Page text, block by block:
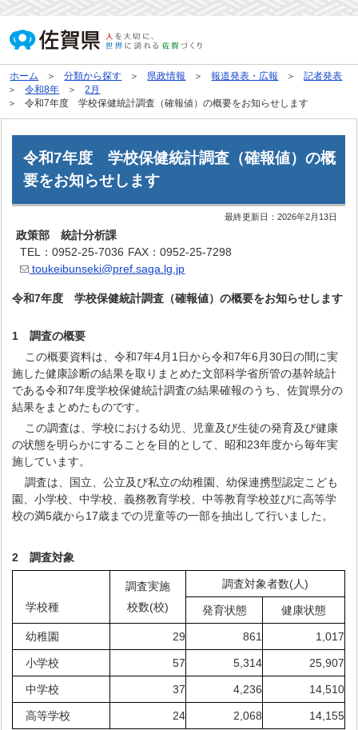
ホーム 分類から探す 県政情報 報道発表・広報
記者発表
令和8年
2月
令和7年度 学校保健統計調査（確報値）の概要をお知らせします
令和7年度 学校保健統計調査（確報値）の概
要をお知らせします
最終更新日：2026年2月13日
政策部 統計分析課
TEL：0952-25-7036 FAX：0952-25-7298
toukeibunseki@pref.saga.lg.jp
令和7年度 学校保健統計調査（確報値）の概要をお知らせします
1
調査の概要
この概要資料は、令和7年4月1日から令和7年6月30日の間に実
施した健康診断の結果を取りまとめた文部科学省所管の基幹統計
である令和7年度学校保健統計調査の結果確報のうち、佐賀県分の
結果をまとめたものです。
この調査は、学校における幼児、児童及び生徒の発育及び健康
の状態を明らかにすることを目的として、昭和23年度から毎年実
施しています。
調査は、国立、公立及び私立の幼稚園、幼保連携型認定こども
園、小学校、中学校、義務教育学校、中等教育学校並びに高等学
校の満5歳から17歳までの児童等の一部を抽出して行いました。
2 調査対象
学校種
調査実施
校数(校)
調査対象者数(人)
発育状態 健康状態
幼稚園 29 861 1,017
小学校 57 5,314 25,907
中学校 37 4,236 14,510
高等学校 24 2,068 14,155